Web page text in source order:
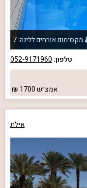
מקסימום אורחים ללינה: 7
טלפון: 052-9171960
אמצ״ש1700
אילת